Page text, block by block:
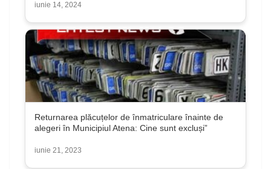
iunie 14, 2024
Returnarea plăcuțelor de înmatriculare înainte de
alegeri în Municipiul Atena: Cine sunt excluși”
iunie 21, 2023